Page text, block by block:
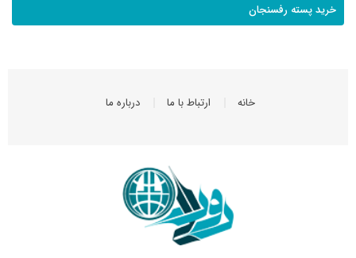
خرید پسته رفسنجان
خانه ارتباط با ما درباره ما